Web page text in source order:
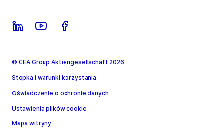
© GEA Group Aktiengesellschaft 2026
Stopka i warunki korzystania
Oświadczenie o ochronie danych
Ustawienia plików cookie
Mapa witryny